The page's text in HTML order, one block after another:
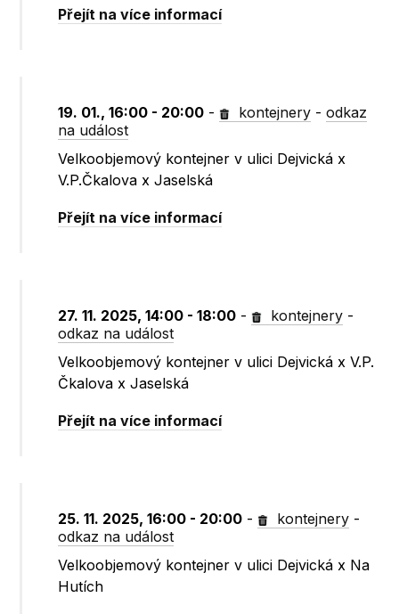
Přejít na více informací
19. 01., 16:00 - 20:00 - kontejnery -odkaz
na událost
Velkoobjemový kontejner v ulici Dejvická x
V.P.Čkalova x Jaselská
Přejít na více informací
27. 11. 2025, 14:00 - 18:00 - kontejnery -
odkaz na událost
Velkoobjemový kontejner v ulici Dejvická x V.P.
Čkalova x Jaselská
Přejít na více informací
25. 11. 2025, 16:00 - 20:00 - kontejnery -
odkaz na událost
Velkoobjemový kontejner v ulici Dejvická x Na
Hutích